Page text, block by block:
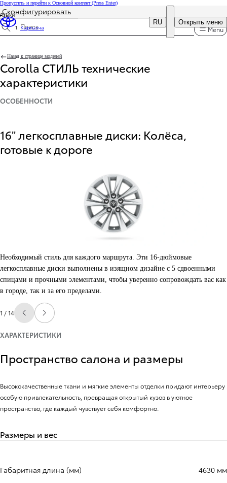
Пропустить и перейти к Основной контент(Press Enter)
DEALER NAME
RU
Языки
Кыргызча
Открыть меню
Цена обновлена Цена вашей комплектации 3 000 000 сом
Сконфигурировать
Найти характеристики Menu
Назад к странице моделей
Corolla СТИЛЬ технические
характеристики
ОСОБЕННОСТИ
16" легкосплавные диски: Колёса,
готовые к дороге
Необходимый стиль для каждого маршрута. Эти 16-дюймовые
легкосплавные диски выполнены в изящном дизайне с 5 сдвоенными
спицами и прочными элементами, чтобы уверенно сопровождать вас как
в городе, так и за его пределами.
1 / 14 Перейти на предыдущую страницу
Перейти на следующую страницу
ХАРАКТЕРИСТИКИ
Пространство салона и размеры
Высококачественные ткани и мягкие элементы отделки придают интерьеру
особую привлекательность, превращая открытый кузов в уютное
пространство, где каждый чувствует себя комфортно.
Размеры и вес
Габаритная длина (мм) 4630 мм